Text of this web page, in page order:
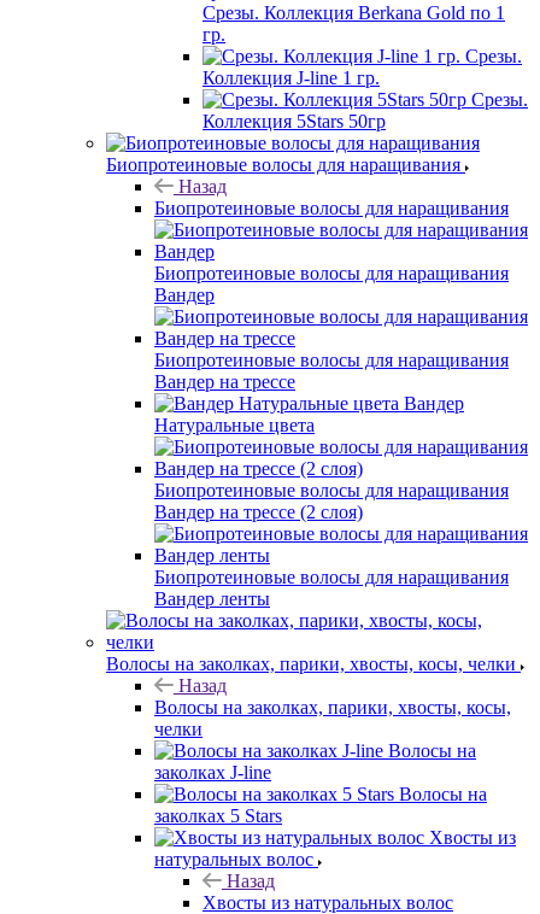
Срезы. Коллекция Berkana Gold по 1
гр.
Срезы.
Коллекция J-line 1 гр.
Срезы.
Коллекция 5Stars 50гр
Биопротеиновые волосы для наращивания
Назад
Биопротеиновые волосы для наращивания
Биопротеиновые волосы для наращивания
Вандер
Биопротеиновые волосы для наращивания
Вандер на трессе
Вандер
Натуральные цвета
Биопротеиновые волосы для наращивания
Вандер на трессе (2 слоя)
Биопротеиновые волосы для наращивания
Вандер ленты
Волосы на заколках, парики, хвосты, косы, челки
Назад
Волосы на заколках, парики, хвосты, косы,
челки
Волосы на
заколках J-line
Волосы на
заколках 5 Stars
Хвосты из
натуральных волос
Назад
Хвосты из натуральных волос